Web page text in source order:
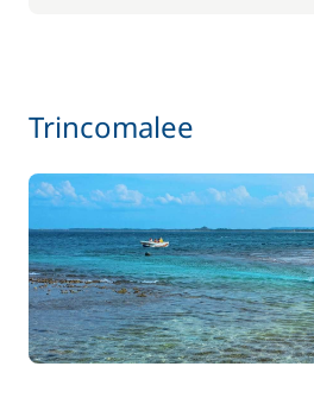
Trincomalee